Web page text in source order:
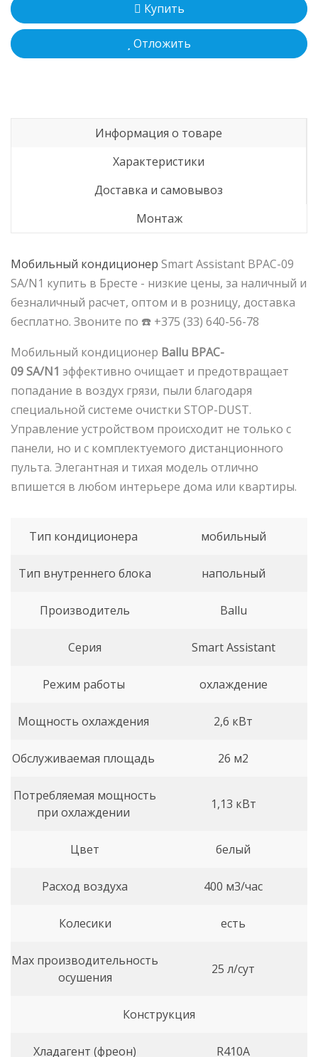
Купить
Отложить
Информация о товаре
Характеристики
Доставка и самовывоз
Монтаж
Мобильный кондиционер Smart Assistant BPAC-09
SA/N1 купить в Бресте - низкие цены, за наличный и
безналичный расчет, оптом и в розницу, доставка
бесплатно. Звоните по ☎️ +375 (33) 640-56-78
Мобильный кондиционер Ballu BPAC-
09SA/N1 эффективно очищает и предотвращает
попадание в воздух грязи, пыли благодаря
специальной системе очистки STOP-DUST.
Управление устройством происходит не только с
панели, но и с комплектуемого дистанционного
пульта. Элегантная и тихая модель отлично
впишется в любом интерьере дома или квартиры.
Тип кондиционера мобильный
Тип внутреннего блока напольный
Производитель Ballu
Серия Smart Assistant
Режим работы охлаждение
Мощность охлаждения 2,6 кВт
Обслуживаемая площадь 26 м2
Потребляемая мощность
при охлаждении
1,13 кВт
Цвет белый
Расход воздуха 400 м3/час
Колесики есть
Max производительность
осушения
25 л/сут
Конструкция
Хладагент (фреон) R410A